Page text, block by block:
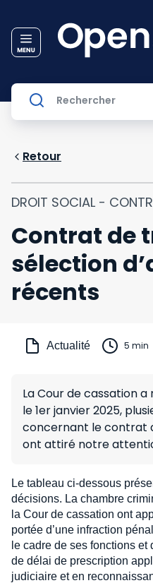
Retour
DROIT SOCIAL -
Contrat de
sélection
récents
Actualité 5 min
La Cour de cassation a
le 1er janvier 2025,
concernant le contrat
ont attiré notre
Le tableau ci-dessous
décisions. La chambre
la Cour de cassation ont
portée d’une infraction
le cadre de ses fonctions
de délai de prescription
judiciaire et en